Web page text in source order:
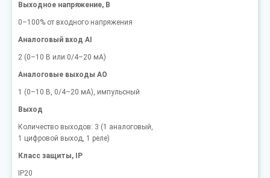
Выходное напряжение, В
0–100% от входного напряжения
Аналоговый вход AI
2 (0–10 В или 0/4–20 мА)
Аналоговые выходы AO
1 (0–10 В, 0/4–20 мА), импульсный
Выход
Количество выходов: 3 (1 аналоговый,
1 цифровой выход, 1 реле)
Класс защиты, IP
IP20